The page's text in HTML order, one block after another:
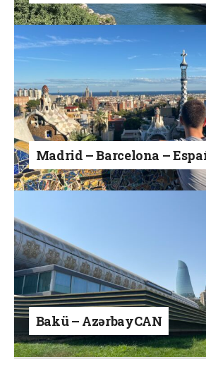
Madrid – Barcelona –
Bakü – AzərbayCAN